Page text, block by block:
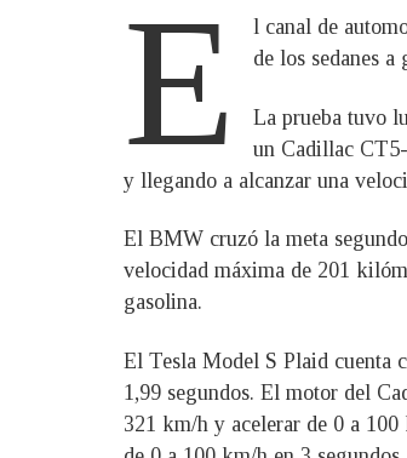
E
l canal de
de los sedanes
La prueba tuvo
un Cadillac
y llegando a alcanzar una
El BMW cruzó la meta
velocidad máxima de 201
gasolina.
El Tesla Model S Plaid cuenta
1,99 segundos. El motor del
321 km/h y acelerar de 0 a